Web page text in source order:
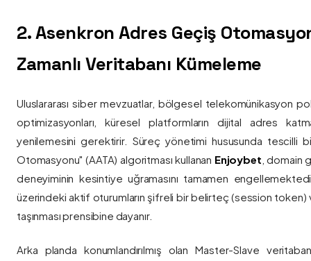
2. Asenkron Adres Geçiş
Zamanlı Veritabanı Kümeleme
Uluslararası siber mevzuatlar, bölgesel telekomünikasyon
optimizasyonları, küresel platformların dijital adres
yenilemesini gerektirir. Süreç yönetimi hususunda tescilli
Otomasyonu" (AATA) algoritması kullanan Enjoybet , domain
deneyiminin kesintiye uğramasını tamamen
üzerindeki aktif oturumların şifreli bir belirteç (session token)
taşınması prensibine dayanır.
Arka planda konumlandırılmış olan Master-Slave